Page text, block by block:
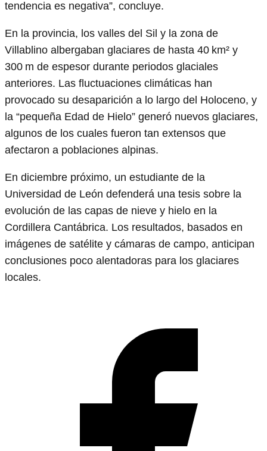
tendencia es negativa”, concluye.
En la provincia, los valles del Sil y la zona de
Villablino albergaban glaciares de hasta 40 km² y
300 m de espesor durante periodos glaciales
anteriores. Las fluctuaciones climáticas han
provocado su desaparición a lo largo del Holoceno, y
la “pequeña Edad de Hielo” generó nuevos glaciares,
algunos de los cuales fueron tan extensos que
afectaron a poblaciones alpinas.
En diciembre próximo, un estudiante de la
Universidad de León defenderá una tesis sobre la
evolución de las capas de nieve y hielo en la
Cordillera Cantábrica. Los resultados, basados en
imágenes de satélite y cámaras de campo, anticipan
conclusiones poco alentadoras para los glaciares
locales.